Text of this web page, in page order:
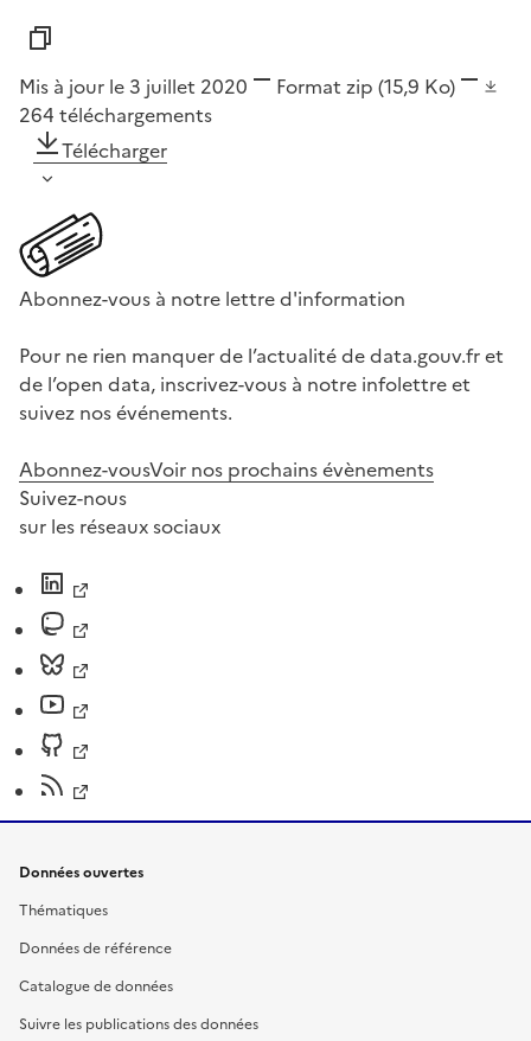
Mis à jour le 3 juillet 2020 Format zip (15,9 Ko)
264 téléchargements
Télécharger
Abonnez-vous à notre lettre d'information
Pour ne rien manquer de l’actualité de data.gouv.fr et
de l’open data, inscrivez-vous à notre infolettre et
suivez nos événements.
Abonnez-vousVoir nos prochains évènements
Suivez-nous
sur les réseaux sociaux
Données ouvertes
Thématiques
Données de référence
Catalogue de données
Suivre les publications des données